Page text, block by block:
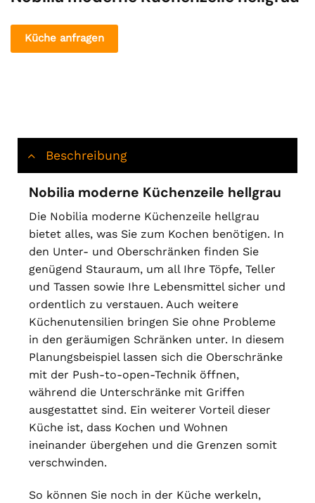
Küche anfragen
Beschreibung
Nobilia moderne Küchenzeile hellgrau
Die Nobilia moderne Küchenzeile hellgrau
bietet alles, was Sie zum Kochen benötigen. In
den Unter- und Oberschränken finden Sie
genügend Stauraum, um all Ihre Töpfe, Teller
und Tassen sowie Ihre Lebensmittel sicher und
ordentlich zu verstauen. Auch weitere
Küchenutensilien bringen Sie ohne Probleme
in den geräumigen Schränken unter. In diesem
Planungsbeispiel lassen sich die Oberschränke
mit der Push-to-open-Technik öffnen,
während die Unterschränke mit Griffen
ausgestattet sind. Ein weiterer Vorteil dieser
Küche ist, dass Kochen und Wohnen
ineinander übergehen und die Grenzen somit
verschwinden.
So können Sie noch in der Küche werkeln,